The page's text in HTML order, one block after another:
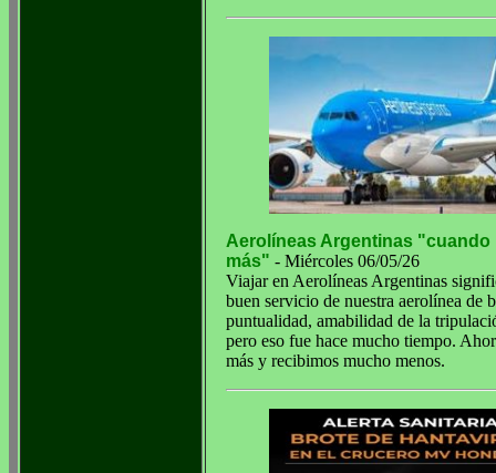
Aerolíneas Argentinas "cuando
más" - Miércoles 06/05/26
Viajar en Aerolíneas Argentinas
buen servicio de nuestra aerolínea de
puntualidad, amabilidad de la
pero eso fue hace mucho tiempo.
más y recibimos mucho menos.